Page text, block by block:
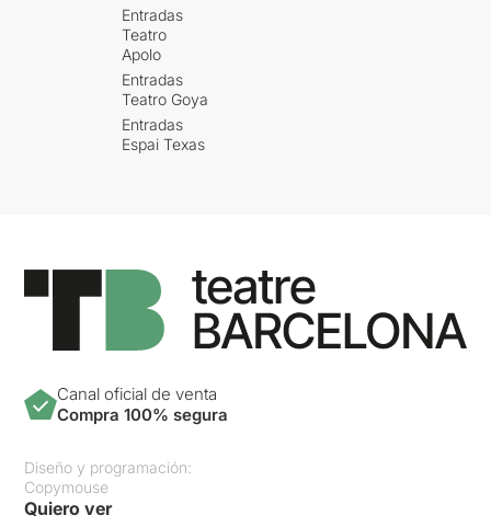
Entradas
Teatro
Apolo
Entradas
Teatro Goya
Entradas
Espai Texas
Canal oficial de venta
Compra 100% segura
Diseño y programación:
Copymouse
Quiero ver